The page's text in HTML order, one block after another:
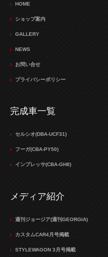
HOME
ショップ案内
GALLERY
NEWS
お問い合せ
プライバシーポリシー
完成車一覧
セルシオ(DBA-UCF31)
フーガ(CBA-PY50)
インプレッサ(CBA-GH8)
メディア紹介
週刊ジョージア(週刊GEORGIA)
カスタムCAR4月号掲載
STYLEWAGON 3月号掲載